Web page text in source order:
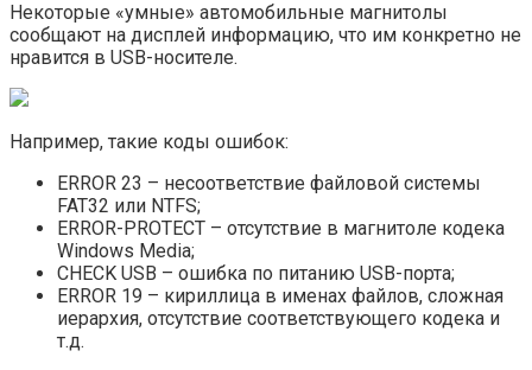
Некоторые «умные» автомобильные магнитолы
сообщают на дисплей информацию, что им конкретно не
нравится в USB-носителе.
Например, такие коды ошибок:
ERROR 23 – несоответствие файловой системы
FAT32 или NTFS;
ERROR-PROTECT – отсутствие в магнитоле кодека
Windows Media;
CHECK USB – ошибка по питанию USB-порта;
ERROR 19 – кириллица в именах файлов, сложная
иерархия, отсутствие соответствующего кодека и
т.д.